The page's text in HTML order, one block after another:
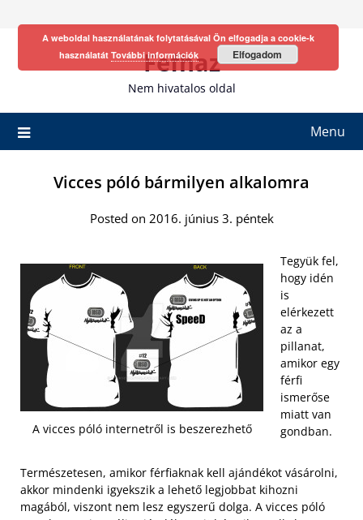
Fefhaz
Nem hivatalos oldal
Menu
Vicces póló bármilyen alkalomra
Posted on 2016. június 3. péntek
A vicces póló internetről is beszerezhető
Tegyük fel,
hogy idén
is
elérkezett
az a
pillanat,
amikor egy
férfi
ismerőse
miatt van
gondban.
Természetesen, amikor férfiaknak kell ajándékot vásárolni,
akkor mindenki igyekszik a lehető legjobbat kihozni
magából, viszont nem lesz egyszerű dolga. A vicces póló
A weboldal használatának folytatásával Ön elfogadja a cookie-k
használatát További információk Elfogadom